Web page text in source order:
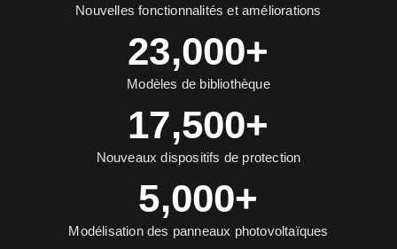
Nouvelles fonctionnalités et améliorations
23,000+
Modèles de bibliothèque
17,500+
Nouveaux dispositifs de protection
5,000+
Modélisation des panneaux photovoltaïques